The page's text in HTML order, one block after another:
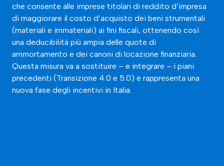
che consente alle imprese titolari di reddito d’impresa
di maggiorare il costo d’acquisto dei beni strumentali
(materiali e immateriali) ai fini fiscali, ottenendo così
una deducibilità più ampia delle quote di
ammortamento e dei canoni di locazione finanziaria.
Questa misura va a sostituire – e integrare – i piani
precedenti (Transizione 4.0 e 5.0) e rappresenta una
nuova fase degli incentivi in Italia.